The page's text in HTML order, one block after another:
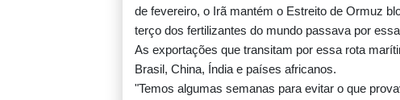
de fevereiro, o Irã mantém o Estreito de Ormuz
terço dos fertilizantes do mundo passava por
As exportações que transitam por essa rota
Brasil, China, Índia e países africanos.
"Temos algumas semanas para evitar o que